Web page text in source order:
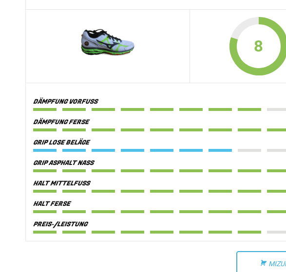
8
DÄMPFUNG VORFUSS
DÄMPFUNG FERSE
GRIP LOSE BELÄGE
GRIP ASPHALT NASS
HALT MITTELFUSS
HALT FERSE
PREIS-/LEISTUNG